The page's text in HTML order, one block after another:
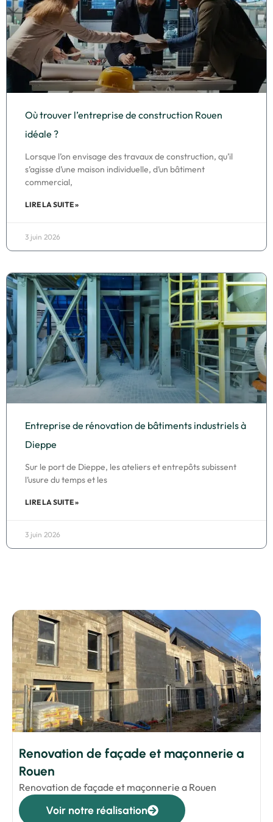
Où trouver l’entreprise de construction Rouen
idéale ?
Lorsque l’on envisage des travaux de construction, qu’il
s’agisse d’une maison individuelle, d’un bâtiment
commercial,
LIRE LA SUITE »
3 juin 2026
Entreprise de rénovation de bâtiments industriels à
Dieppe
Sur le port de Dieppe, les ateliers et entrepôts subissent
l’usure du temps et les
LIRE LA SUITE »
3 juin 2026
Renovation de façade et maçonnerie a
Rouen
Renovation de façade et maçonnerie a Rouen
Voir notre réalisation